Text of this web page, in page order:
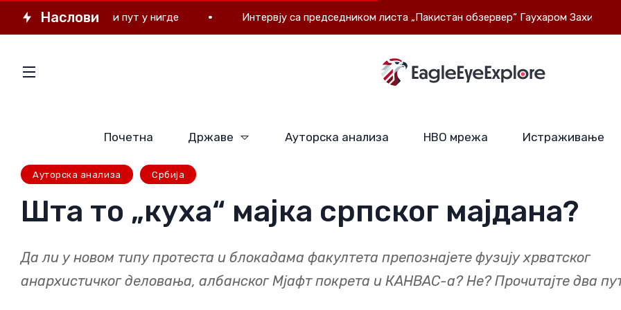
Наслови
Европски пут у нигде Интервју са председником листа „Пакистан обзервер“ Гаухаром Захидом Маликом:
Почетна Државе Ауторска анализа НВО мрежа Истраживање
Ауторска анализа Србија
Шта то „куха“ мајка српског мајдана?
Да ли у новом типу протеста и блокадама факултета препознајете фузију хрватског
анархистичког деловања, албанског Мјафт покрета и КАНВАС-а? Не? Прочитајте два